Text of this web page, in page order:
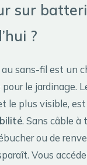
sur
?
au sans-fil est un
le jardinage.
le plus visible,
. Sans câble à
ou de
Vous